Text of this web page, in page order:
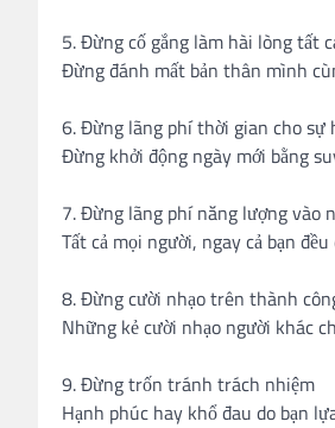
5. Đừng cố gắng làm hài lòng tất
Đừng đánh mất bản thân mình
6. Đừng lãng phí thời gian cho sự
Đừng khởi động ngày mới bằng
7. Đừng lãng phí năng lượng vào
Tất cả mọi người, ngay cả bạn
8. Đừng cười nhạo trên thành
Những kẻ cười nhạo người khác
9. Đừng trốn tránh trách nhiệm
Hạnh phúc hay khổ đau do bạn